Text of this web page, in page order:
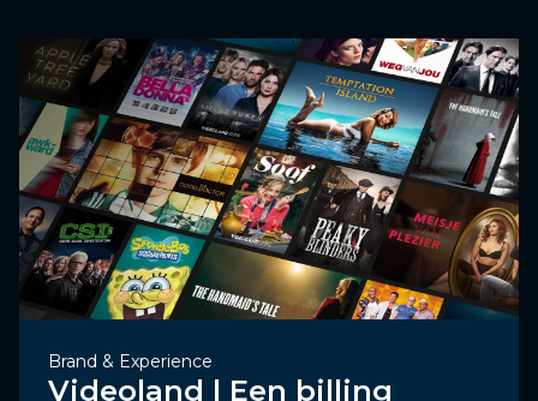
Brand & Experience
Videoland | Een billing